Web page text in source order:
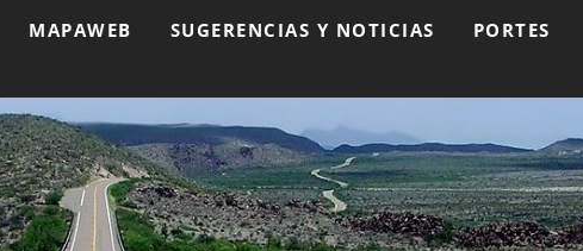
MAPAWEB SUGERENCIAS Y NOTICIAS PORTES